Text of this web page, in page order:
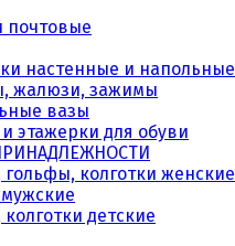
почтовые
настенные и напольные
жалюзи, зажимы
вазы
этажерки для обуви
гольфы, колготки женские
колготки детские